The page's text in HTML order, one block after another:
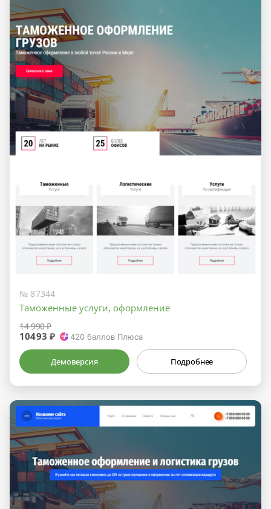
№ 87344
Таможенные услуги, оформление
14 990 ₽
10493 ₽ 420 баллов Плюса
Демоверсия Подробнее